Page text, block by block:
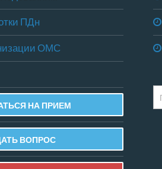
ПДн
ОМС
НА ПРИЕМ
ВОПРОС